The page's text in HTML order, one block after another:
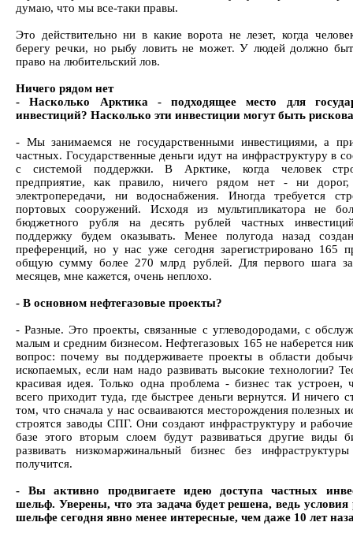
думаю, что мы все-таки правы.
Это действительно ни в какие ворота не лезет, когда
берегу речки, но рыбу ловить не может. У людей должно
право на любительский лов.
Ничего рядом нет
- Насколько Арктика - подходящее место для
инвестиций? Насколько эти инвестиции могут быть
- Мы занимаемся не государственными инвестициями, а
частных. Государственные деньги идут на инфраструктуру в
с системой поддержки. В Арктике, когда человек
предприятие, как правило, ничего рядом нет - ни
электропередачи, ни водоснабжения. Иногда требуется
портовых сооружений. Исходя из мультипликатора не
бюджетного рубля на десять рублей частных
поддержку будем оказывать. Менее полугода назад
преференций, но у нас уже сегодня зарегистрировано 165
общую сумму более 270 млрд рублей. Для первого шага за
месяцев, мне кажется, очень неплохо.
- В основном нефтегазовые проекты?
- Разные. Это проекты, связанные с углеводородами, с
малым и средним бизнесом. Нефтегазовых 165 не наберется
вопрос: почему вы поддерживаете проекты в области
ископаемых, если нам надо развивать высокие технологии?
красивая идея. Только одна проблема - бизнес так устроен,
всего приходит туда, где быстрее деньги вернутся. И ничего
том, что сначала у нас осваиваются месторождения полезных
строятся заводы СПГ. Они создают инфраструктуру и
базе этого вторым слоем будут развиваться другие виды
развивать низкомаржинальный бизнес без
получится.
- Вы активно продвигаете идею доступа частных
шельф. Уверены, что эта задача будет решена, ведь
шельфе сегодня явно менее интересные, чем даже 10 лет